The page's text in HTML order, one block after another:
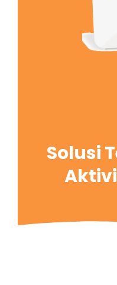
Solusi